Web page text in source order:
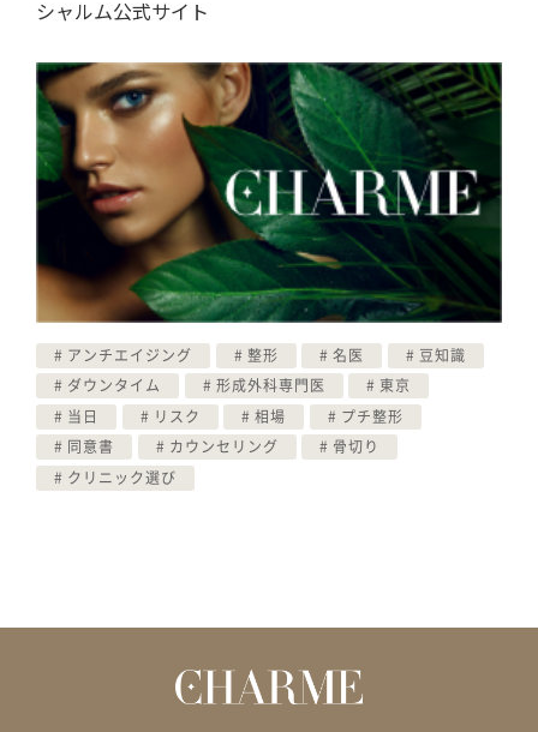
シャルム公式サイト
アンチエイジング 整形 名医 豆知識
ダウンタイム 形成外科専門医 東京
当日 リスク 相場 プチ整形
同意書 カウンセリング 骨切り
クリニック選び